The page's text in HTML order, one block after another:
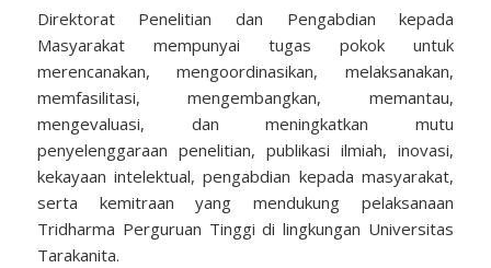
Direktorat Penelitian dan Pengabdian kepada
Masyarakat mempunyai tugas pokok untuk
merencanakan, mengoordinasikan, melaksanakan,
memfasilitasi, mengembangkan, memantau,
mengevaluasi, dan meningkatkan mutu
penyelenggaraan penelitian, publikasi ilmiah, inovasi,
kekayaan intelektual, pengabdian kepada masyarakat,
serta kemitraan yang mendukung pelaksanaan
Tridharma Perguruan Tinggi di lingkungan Universitas
Tarakanita.